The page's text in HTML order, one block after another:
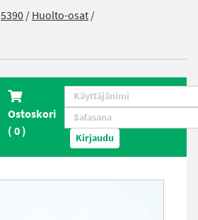
5390/Huolto-osat/
Ostoskori
(0) Kirjaudu